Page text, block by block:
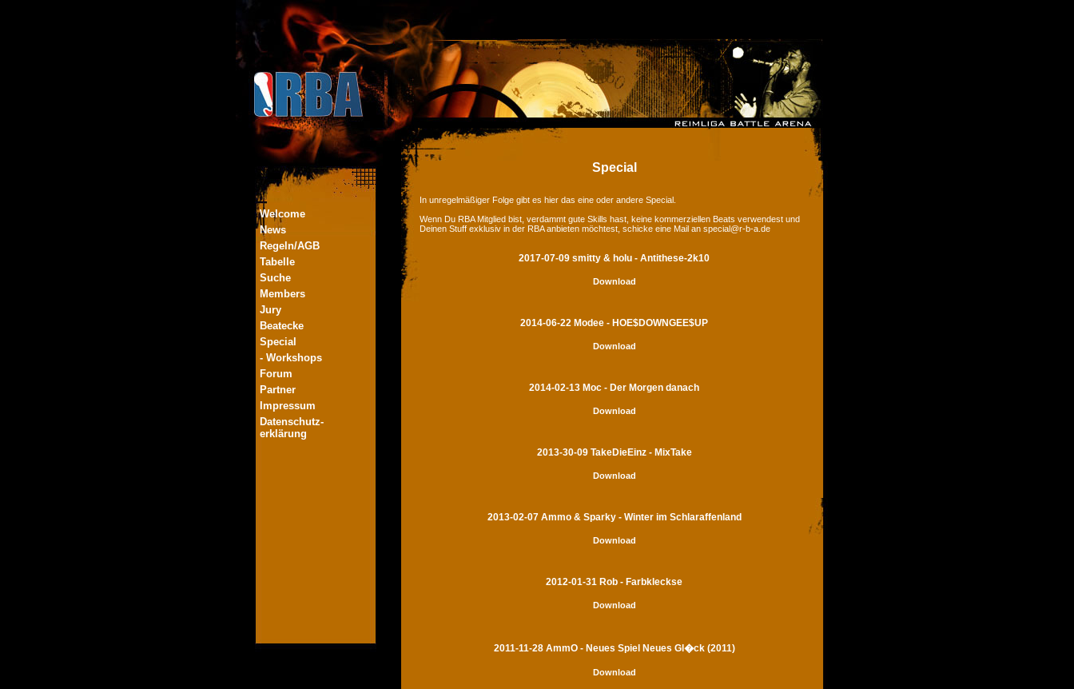
Welcome
News
Regeln/AGB
Tabelle
Suche
Members
Jury
Beatecke
Special
- Workshops
Forum
Partner
Impressum
Datenschutz-
erklärung
Special
In unregelmäßiger Folge gibt es hier das eine oder andere Special.
Wenn Du RBA Mitglied bist, verdammt gute Skills hast, keine kommerziellen Beats verwendest und
Deinen Stuff exklusiv in der RBA anbieten möchtest, schicke eine Mail an special@r-b-a.de
2017-07-09 smitty & holu - Antithese-2k10
Download
2014-06-22 Modee - HOE$DOWNGEE$UP
Download
2014-02-13 Moc - Der Morgen danach
Download
2013-30-09 TakeDieEinz - MixTake
Download
2013-02-07 Ammo & Sparky - Winter im Schlaraffenland
Download
2012-01-31 Rob - Farbkleckse
Download
2011-11-28 AmmO - Neues Spiel Neues Gl�ck (2011)
Download